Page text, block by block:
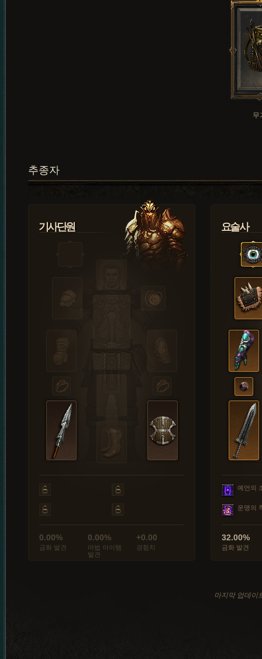
무
추종자
기사단원
0.00%
금화 발견
0.00%
마법 아이템
발견
+0.00
경험치
요술사
예언의
운명의
32.00%
금화 발견
마지막 업데이